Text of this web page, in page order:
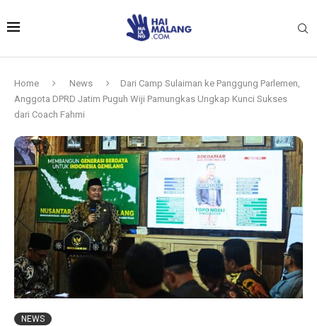
Home News
Dari Camp Sulaiman ke Panggung Parlemen,
Anggota DPRD Jatim Puguh Wiji Pamungkas Ungkap Kunci Sukses
dari Coach Fahmi
NEWS